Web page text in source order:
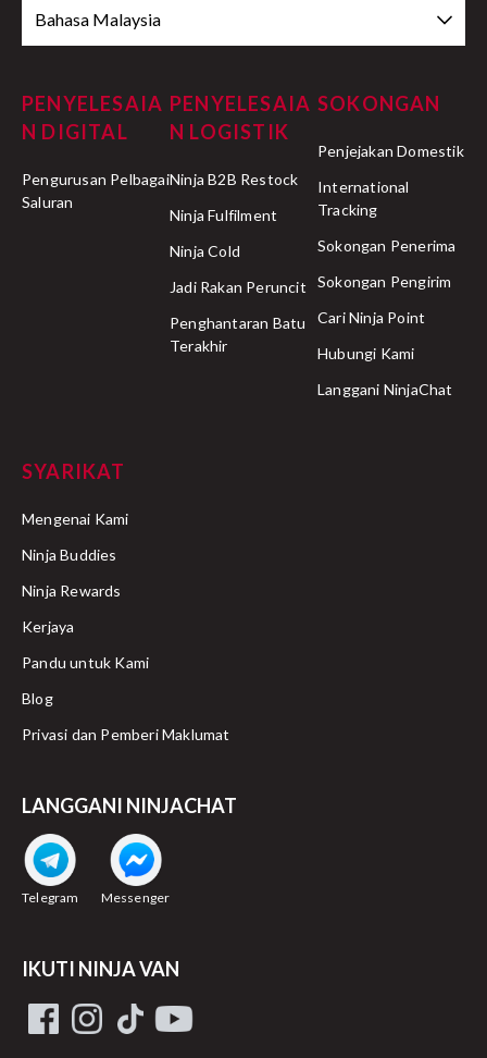
Bahasa Malaysia
PENYELESAIA
N DIGITAL
Pengurusan Pelbagai
Saluran
PENYELESAIA
N LOGISTIK
Ninja B2B Restock
Ninja Fulfilment
Ninja Cold
Jadi Rakan Peruncit
Penghantaran Batu
Terakhir
SOKONGAN
Penjejakan Domestik
International
Tracking
Sokongan Penerima
Sokongan Pengirim
Cari Ninja Point
Hubungi Kami
Langgani NinjaChat
SYARIKAT
Mengenai Kami
Ninja Buddies
Ninja Rewards
Kerjaya
Pandu untuk Kami
Blog
Privasi dan Pemberi Maklumat
LANGGANI NINJACHAT
Telegram Messenger
IKUTI NINJA VAN